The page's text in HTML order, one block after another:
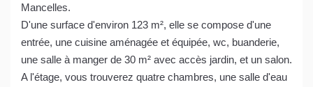
Mancelles.
D'une surface d'environ 123 m², elle se compose d'une
entrée, une cuisine aménagée et équipée, wc, buanderie,
une salle à manger de 30 m² avec accès jardin, et un salon.
A l'étage, vous trouverez quatre chambres, une salle d'eau